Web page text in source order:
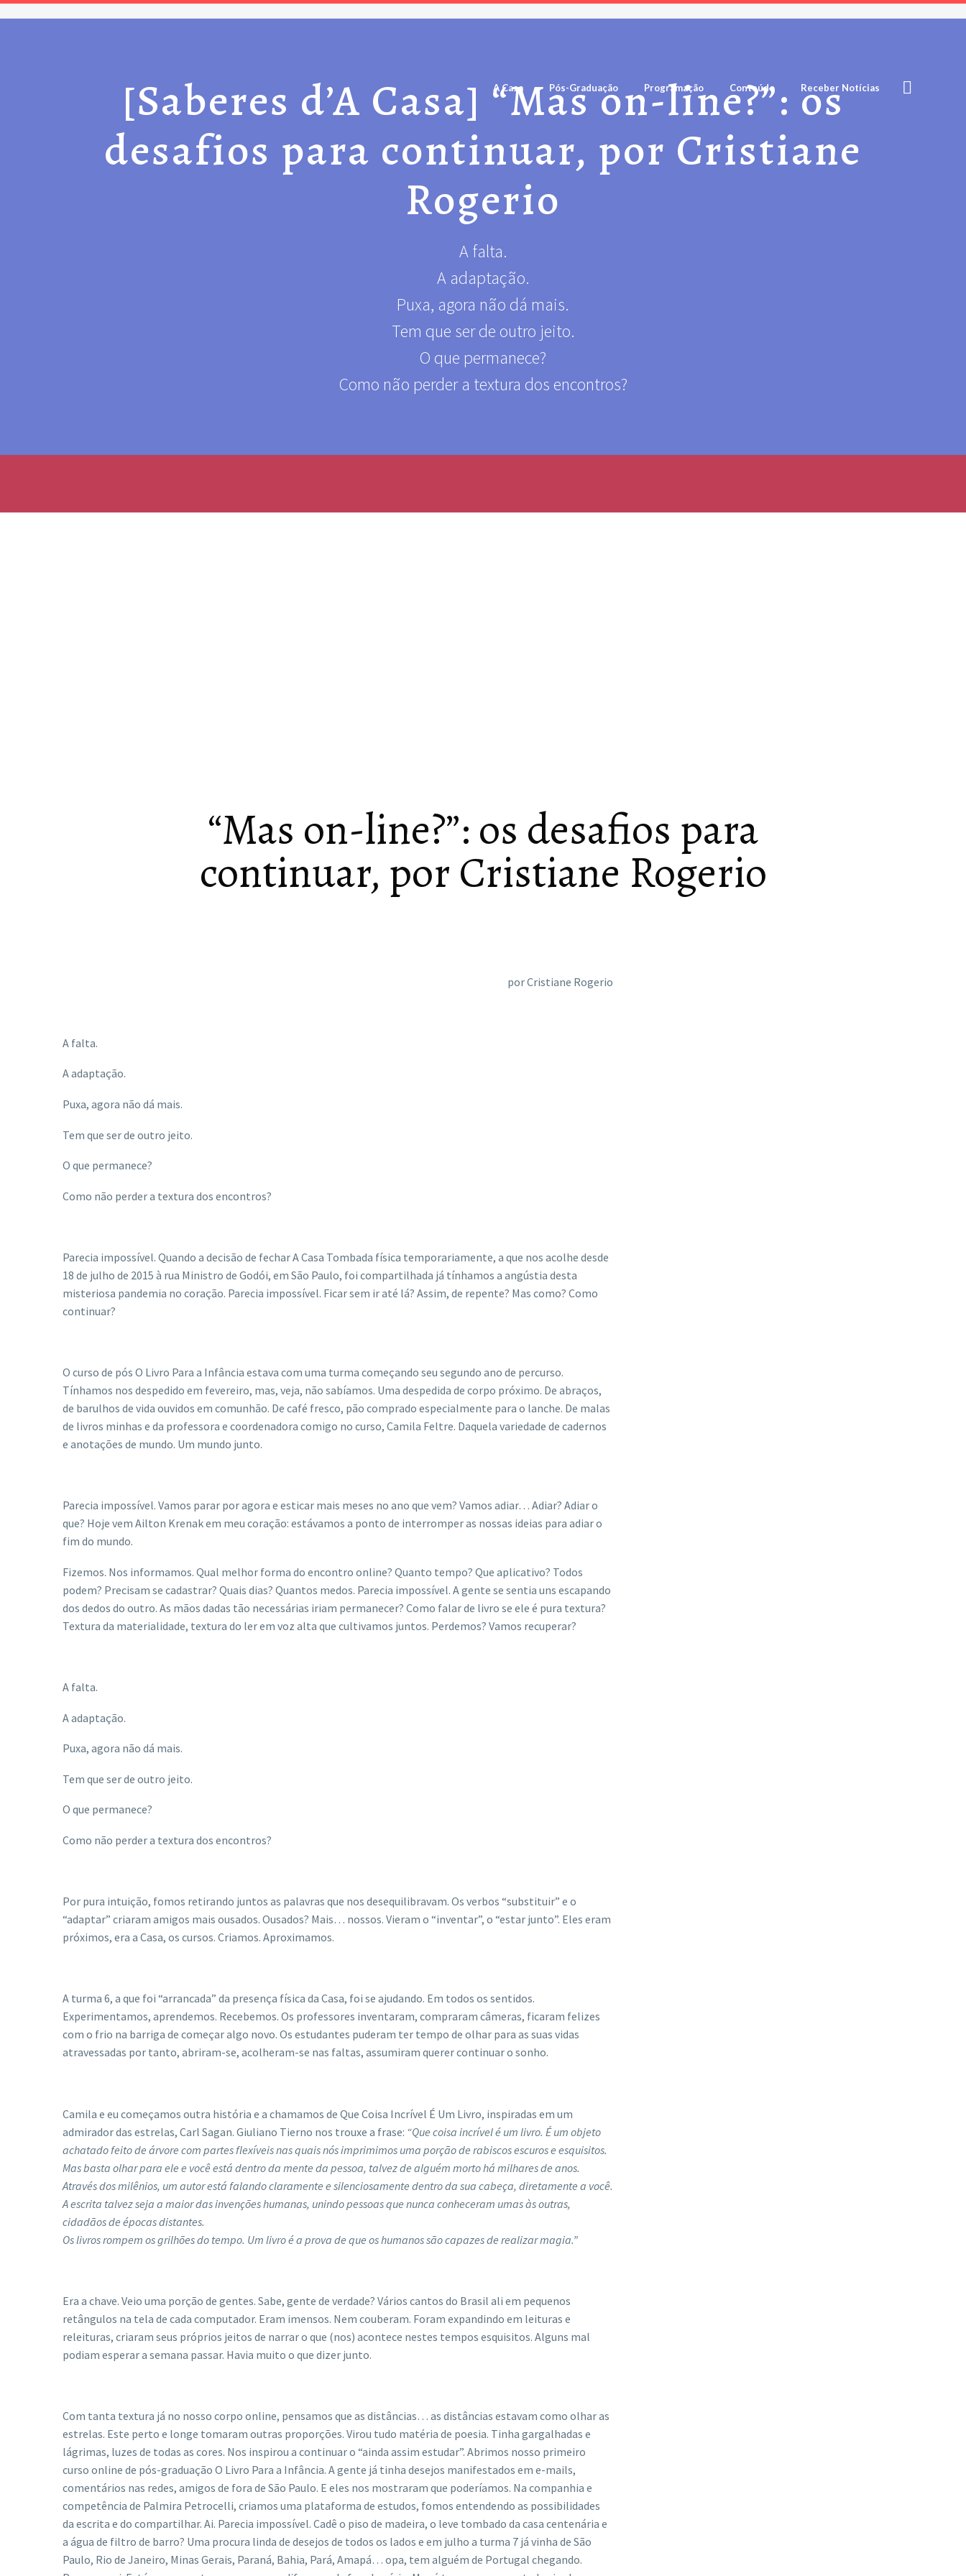
A Casa Pós-Graduação Programação Conteúdo Receber Notícias
[Saberes d’A Casa] “Mas on-line?”: os
desafios para continuar, por Cristiane
Rogerio
A falta.
A adaptação.
Puxa, agora não dá mais.
Tem que ser de outro jeito.
O que permanece?
Como não perder a textura dos encontros?
“Mas on-line?”: os desafios para
continuar, por Cristiane Rogerio
por Cristiane Rogerio
A falta.
A adaptação.
Puxa, agora não dá mais.
Tem que ser de outro jeito.
O que permanece?
Como não perder a textura dos encontros?
Parecia impossível. Quando a decisão de fechar A Casa Tombada física temporariamente, a que nos acolhe desde
18 de julho de 2015 à rua Ministro de Godói, em São Paulo, foi compartilhada já tínhamos a angústia desta
misteriosa pandemia no coração. Parecia impossível. Ficar sem ir até lá? Assim, de repente? Mas como? Como
continuar?
O curso de pós O Livro Para a Infância estava com uma turma começando seu segundo ano de percurso.
Tínhamos nos despedido em fevereiro, mas, veja, não sabíamos. Uma despedida de corpo próximo. De abraços,
de barulhos de vida ouvidos em comunhão. De café fresco, pão comprado especialmente para o lanche. De malas
de livros minhas e da professora e coordenadora comigo no curso, Camila Feltre. Daquela variedade de cadernos
e anotações de mundo. Um mundo junto.
Parecia impossível. Vamos parar por agora e esticar mais meses no ano que vem? Vamos adiar… Adiar? Adiar o
que? Hoje vem Ailton Krenak em meu coração: estávamos a ponto de interromper as nossas ideias para adiar o
fim do mundo.
Fizemos. Nos informamos. Qual melhor forma do encontro online? Quanto tempo? Que aplicativo? Todos
podem? Precisam se cadastrar? Quais dias? Quantos medos. Parecia impossível. A gente se sentia uns escapando
dos dedos do outro. As mãos dadas tão necessárias iriam permanecer? Como falar de livro se ele é pura textura?
Textura da materialidade, textura do ler em voz alta que cultivamos juntos. Perdemos? Vamos recuperar?
A falta.
A adaptação.
Puxa, agora não dá mais.
Tem que ser de outro jeito.
O que permanece?
Como não perder a textura dos encontros?
Por pura intuição, fomos retirando juntos as palavras que nos desequilibravam. Os verbos “substituir” e o
“adaptar” criaram amigos mais ousados. Ousados? Mais… nossos. Vieram o “inventar”, o “estar junto”. Eles eram
próximos, era a Casa, os cursos. Criamos. Aproximamos.
A turma 6, a que foi “arrancada” da presença física da Casa, foi se ajudando. Em todos os sentidos.
Experimentamos, aprendemos. Recebemos. Os professores inventaram, compraram câmeras, ficaram felizes
com o frio na barriga de começar algo novo. Os estudantes puderam ter tempo de olhar para as suas vidas
atravessadas por tanto, abriram-se, acolheram-se nas faltas, assumiram querer continuar o sonho.
Camila e eu começamos outra história e a chamamos de Que Coisa Incrível É Um Livro, inspiradas em um
admirador das estrelas, Carl Sagan. Giuliano Tierno nos trouxe a frase: “Que coisa incrível é um livro. É um objeto
achatado feito de árvore com partes flexíveis nas quais nós imprimimos uma porção de rabiscos escuros e esquisitos.
Mas basta olhar para ele e você está dentro da mente da pessoa, talvez de alguém morto há milhares de anos.
Através dos milênios, um autor está falando claramente e silenciosamente dentro da sua cabeça, diretamente a você.
A escrita talvez seja a maior das invenções humanas, unindo pessoas que nunca conheceram umas às outras,
cidadãos de épocas distantes.
Os livros rompem os grilhões do tempo. Um livro é a prova de que os humanos são capazes de realizar magia.”
Era a chave. Veio uma porção de gentes. Sabe, gente de verdade? Vários cantos do Brasil ali em pequenos
retângulos na tela de cada computador. Eram imensos. Nem couberam. Foram expandindo em leituras e
releituras, criaram seus próprios jeitos de narrar o que (nos) acontece nestes tempos esquisitos. Alguns mal
podiam esperar a semana passar. Havia muito o que dizer junto.
Com tanta textura já no nosso corpo online, pensamos que as distâncias… as distâncias estavam como olhar as
estrelas. Este perto e longe tomaram outras proporções. Virou tudo matéria de poesia. Tinha gargalhadas e
lágrimas, luzes de todas as cores. Nos inspirou a continuar o “ainda assim estudar”. Abrimos nosso primeiro
curso online de pós-graduação O Livro Para a Infância. A gente já tinha desejos manifestados em e-mails,
comentários nas redes, amigos de fora de São Paulo. E eles nos mostraram que poderíamos. Na companhia e
competência de Palmira Petrocelli, criamos uma plataforma de estudos, fomos entendendo as possibilidades
da escrita e do compartilhar. Ai. Parecia impossível. Cadê o piso de madeira, o leve tombado da casa centenária e
a água de filtro de barro? Uma procura linda de desejos de todos os lados e em julho a turma 7 já vinha de São
Paulo, Rio de Janeiro, Minas Gerais, Paraná, Bahia, Pará, Amapá… opa, tem alguém de Portugal chegando.